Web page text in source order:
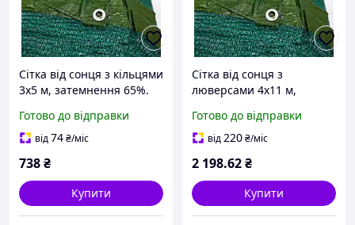
Сітка від сонця з кільцями
3х5 м, затемнення 65%.
Готово до відправки
від74₴/міс
738₴
Купити
Сітка від сонця з
люверсами 4х11 м,
Готово до відправки
від220₴/міс
2 198.62₴
Купити